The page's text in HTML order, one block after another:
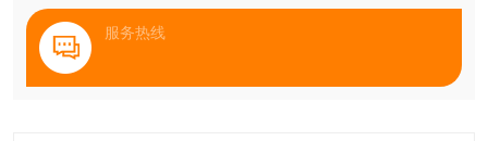
服务热线